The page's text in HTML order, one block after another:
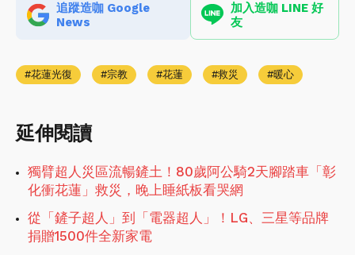
追蹤造咖 Google
News
加入造咖 LINE 好
友
花蓮光復 宗教 花蓮 救災 暖心
延伸閱讀
獨臂超人災區流暢鏟土！80歲阿公騎2天腳踏車「彰
化衝花蓮」救災，晚上睡紙板看哭網
從「鏟子超人」到「電器超人」！LG、三星等品牌
捐贈1500件全新家電